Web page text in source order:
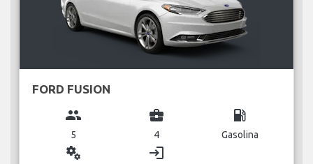
FORD FUSION
group
5
business_center
4
local_gas_station
Gasolina
miscellaneous_services login